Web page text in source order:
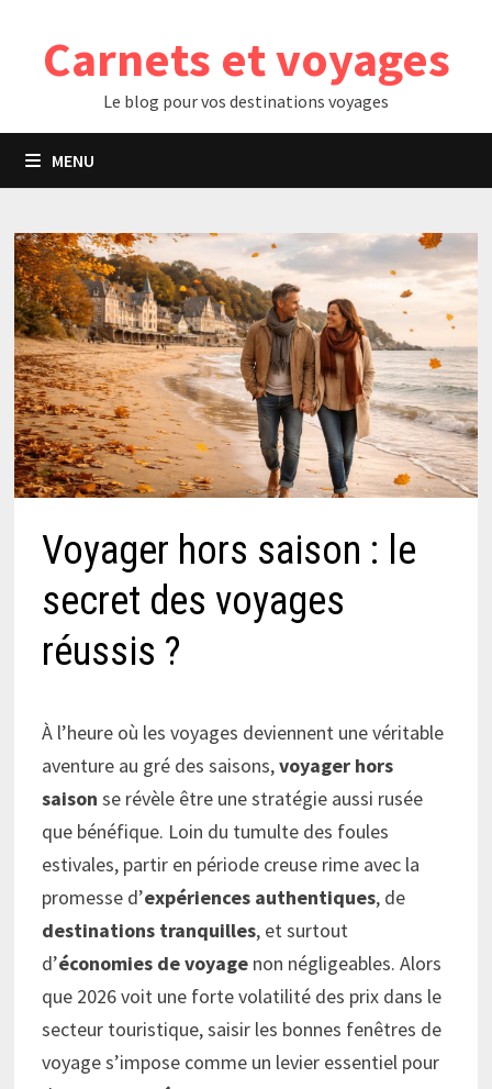
contenuCarnets et voyages
Le blog pour vos destinations voyages
MENU
Voyager hors saison : le
secret des voyages
réussis ?
À l’heure où les voyages deviennent une véritable
aventure au gré des saisons,voyager hors
saison se révèle être une stratégie aussi rusée
que bénéfique. Loin du tumulte des foules
estivales, partir en période creuse rime avec la
promesse d’expériences authentiques, de
destinations tranquilles, et surtout
d’économies de voyage non négligeables. Alors
que 2026 voit une forte volatilité des prix dans le
secteur touristique, saisir les bonnes fenêtres de
voyage s’impose comme un levier essentiel pour